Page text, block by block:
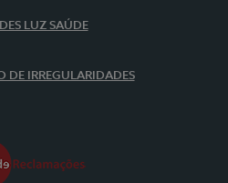
LUZ SAÚDE
DE IRREGULARIDADES